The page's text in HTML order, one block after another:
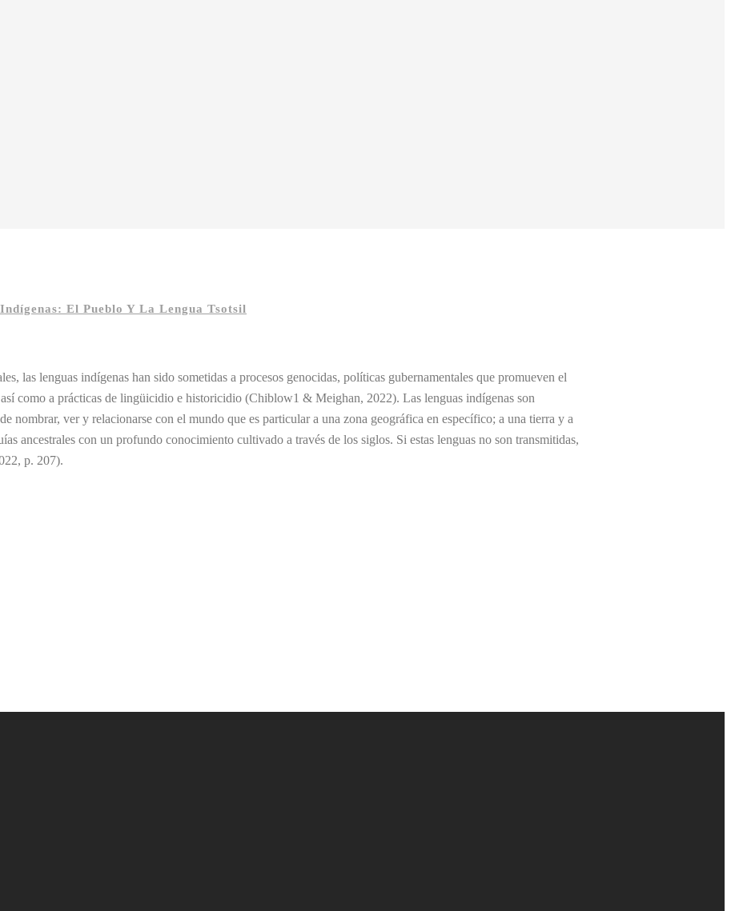
El Pueblo Y La Lengua Tsotsil
las lenguas indígenas han sido sometidas a procesos genocidas, políticas gubernamentales que promueven el
como a prácticas de lingüicidio e historicidio (Chiblow1 & Meighan, 2022). Las lenguas indígenas son
nombrar, ver y relacionarse con el mundo que es particular a una zona geográfica en específico; a una tierra y a
ancestrales con un profundo conocimiento cultivado a través de los siglos. Si estas lenguas no son transmitidas,
p. 207).